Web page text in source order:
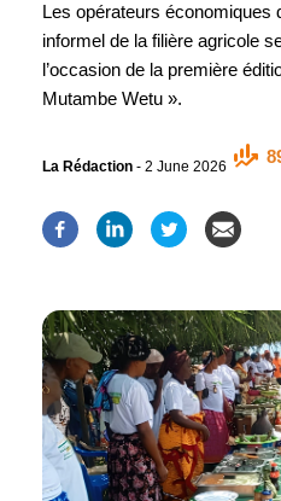
Les opérateurs économiques
informel de la filière agricole
l’occasion de la première
Mutambe Wetu ».
La Rédaction - 2 June 2026